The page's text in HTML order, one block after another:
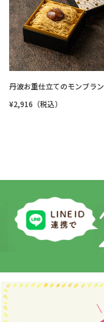
丹波お重仕立てのモンブラン
¥2,916（税込）